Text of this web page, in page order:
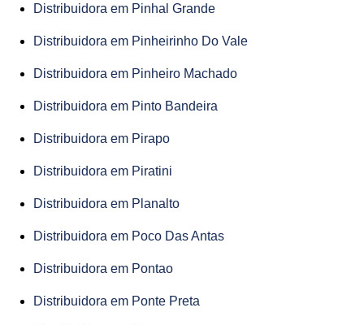
Distribuidora em Pinhal Grande
Distribuidora em Pinheirinho Do Vale
Distribuidora em Pinheiro Machado
Distribuidora em Pinto Bandeira
Distribuidora em Pirapo
Distribuidora em Piratini
Distribuidora em Planalto
Distribuidora em Poco Das Antas
Distribuidora em Pontao
Distribuidora em Ponte Preta